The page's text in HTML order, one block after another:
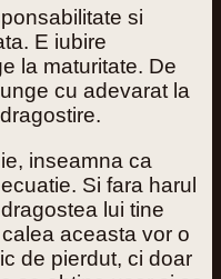
si
E iubire
la maturitate. De
cu adevarat la
inseamna ca
Si fara harul
lui tine
aceasta vor o
de pierdut, ci doar